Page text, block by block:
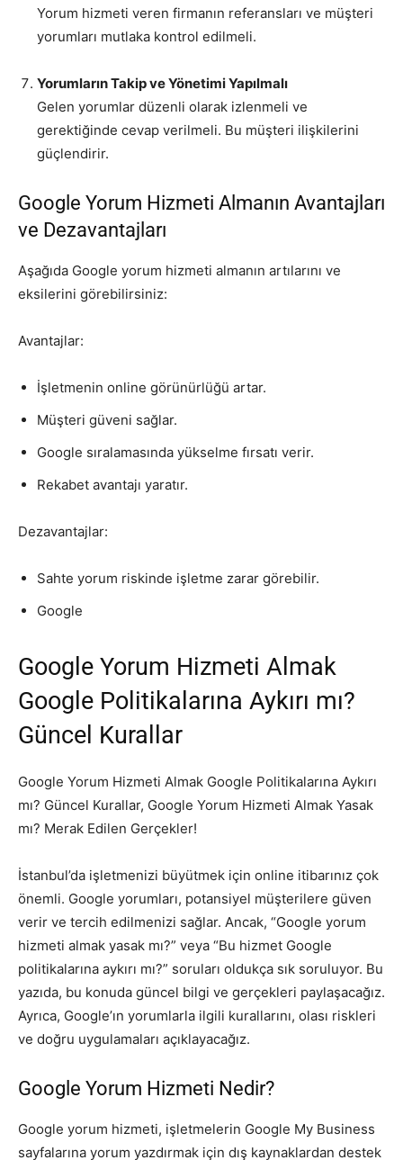
Yorum hizmeti veren firmanın referansları ve müşteri
yorumları mutlaka kontrol edilmeli.
Yorumların Takip ve Yönetimi Yapılmalı
Gelen yorumlar düzenli olarak izlenmeli ve
gerektiğinde cevap verilmeli. Bu müşteri ilişkilerini
güçlendirir.
Google Yorum Hizmeti Almanın Avantajları
ve Dezavantajları
Aşağıda Google yorum hizmeti almanın artılarını ve
eksilerini görebilirsiniz:
Avantajlar:
İşletmenin online görünürlüğü artar.
Müşteri güveni sağlar.
Google sıralamasında yükselme fırsatı verir.
Rekabet avantajı yaratır.
Dezavantajlar:
Sahte yorum riskinde işletme zarar görebilir.
Google
Google Yorum Hizmeti Almak
Google Politikalarına Aykırı mı?
Güncel Kurallar
Google Yorum Hizmeti Almak Google Politikalarına Aykırı
mı? Güncel Kurallar, Google Yorum Hizmeti Almak Yasak
mı? Merak Edilen Gerçekler!
İstanbul’da işletmenizi büyütmek için online itibarınız çok
önemli. Google yorumları, potansiyel müşterilere güven
verir ve tercih edilmenizi sağlar. Ancak, “Google yorum
hizmeti almak yasak mı?” veya “Bu hizmet Google
politikalarına aykırı mı?” soruları oldukça sık soruluyor. Bu
yazıda, bu konuda güncel bilgi ve gerçekleri paylaşacağız.
Ayrıca, Google’ın yorumlarla ilgili kurallarını, olası riskleri
ve doğru uygulamaları açıklayacağız.
Google Yorum Hizmeti Nedir?
Google yorum hizmeti, işletmelerin Google My Business
sayfalarına yorum yazdırmak için dış kaynaklardan destek